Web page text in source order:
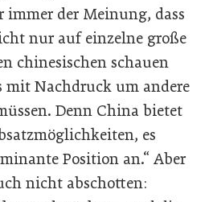
immer der Meinung, dass
nur auf einzelne große
chinesischen schauen
mit Nachdruck um andere
Denn China bietet
es
Position an.“ Aber
nicht abschotten: